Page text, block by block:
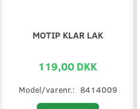
MOTIP KLAR LAK
119,00 DKK
Model/varenr.: 8414009